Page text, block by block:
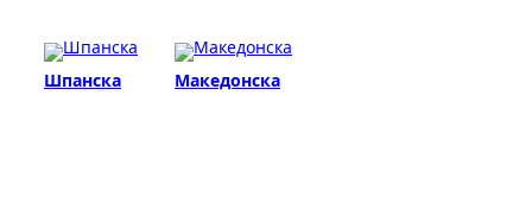
Шпанска Македонска